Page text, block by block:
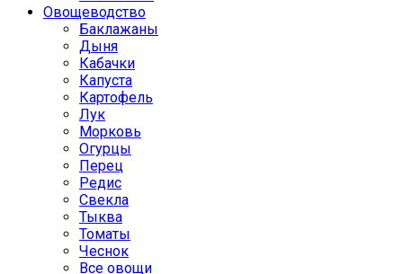
Овощеводство
Баклажаны
Дыня
Кабачки
Капуста
Картофель
Лук
Морковь
Огурцы
Перец
Редис
Свекла
Тыква
Томаты
Чеснок
Все овощи